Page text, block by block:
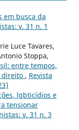
em busca da
v. 31 n. 1
Luce Tavares,
Stoppa,
entre tempos,
direito , Revista
lgbticídios e
tensionar
v. 31 n. 3